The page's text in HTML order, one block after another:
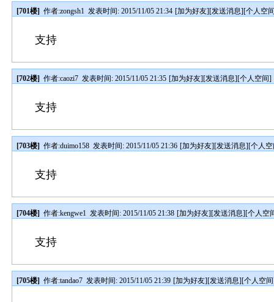
[701楼] 作者:zongsh1 发表时间: 2015/11/05 21:34 [加为好友][发送消息][个人空
支持
[702楼] 作者:caozi7 发表时间: 2015/11/05 21:35 [加为好友][发送消息][个人空间]
支持
[703楼] 作者:duimo158 发表时间: 2015/11/05 21:36 [加为好友][发送消息][个人
支持
[704楼] 作者:kengwe1 发表时间: 2015/11/05 21:38 [加为好友][发送消息][个人空
支持
[705楼] 作者:tandao7 发表时间: 2015/11/05 21:39 [加为好友][发送消息][个人空间